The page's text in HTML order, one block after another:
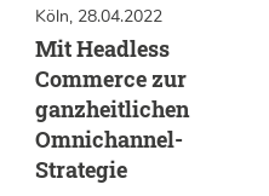
Köln, 28.04.2022
Mit Headless
Commerce zur
ganzheitlichen
Omnichannel-
Strategie